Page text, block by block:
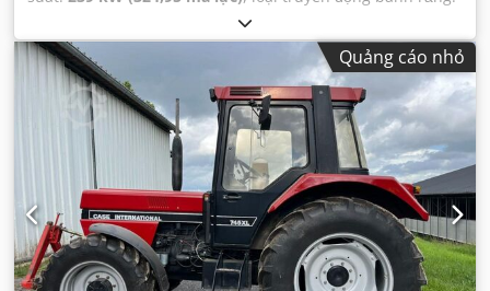
diesel
đầu:01/2013, Năm sản xuất:2013, Thiết bị:điều hòa
không khí, Quảng cáo nhỏ